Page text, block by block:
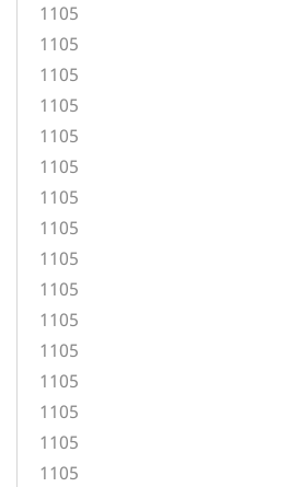
1105
1105
1105
1105
1105
1105
1105
1105
1105
1105
1105
1105
1105
1105
1105
1105